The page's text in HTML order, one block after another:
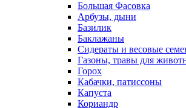
Большая Фасовка
Арбузы, дыни
Базилик
Баклажаны
Сидераты и весовые
Газоны, травы для
Горох
Кабачки, патиссоны
Капуста
Кориандр